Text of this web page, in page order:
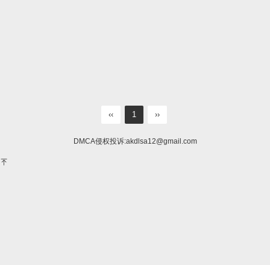
‹‹ 1 ››
DMCA侵权投诉:akdlsa12@gmail.com